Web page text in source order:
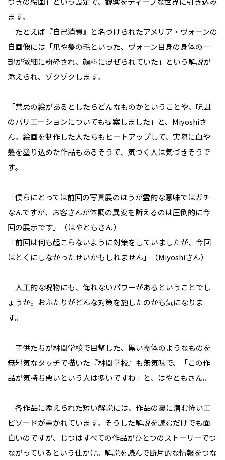
ます。
たとえば『自己消費』と名づけられたアメリア・ヴォーンの
自画像には「爪や髪の毛といった、ヴォーン目身の身体の一
部が微細に粉砕され、顔料に混ぜられていた」という解説が
添えられ、ゾクゾクします。
「禁忌の絵があるとしたらどんなものかということや、呪詛
のバリエーションについても提案しました」と、Miyoshiさ
ん。絵画を制作した人たちもヒートアップして、実際に血や
髪を塗り込めた作品もあるそうで、気づく人は気づきそうで
す。
「僕らにとっては前回の写真展のほうが霊的な意味ではガチ
なんですが、お客さんが体調の異変を訴えるのは圧倒的に今
回の展示です」（はやともさん）
「前回は何も起こらないように対策をしていましたが、今回
はとくにしなかったせいかもしれません」（Miyoshiさん）
人工的な呪物にも、侮れないパワーがあるということでし
ょうか。おふたりがどんな対策を施したのかも気になりま
す。
子供たちが林間学校で目撃した、黒い霊体のようなものを
無邪気なタッチで描いた『林間学校』も無気味で、「この作
品が気持ち悪いという人は多いですね」と、はやともさん。
各作品に添えられた短い解説には、作品の裏に潜む怖いエ
ピソードが書かれています。そうした解説を読むだけでも面
白いのですが、じつはすべての作品がひとつのストーリーでつ
ながっているという仕かけ。解説を読んで断片的な情報をつな